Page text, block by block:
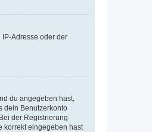
Adresse oder der
du angegeben hast,
dein Benutzerkonto
der Registrierung
korrekt eingegeben hast